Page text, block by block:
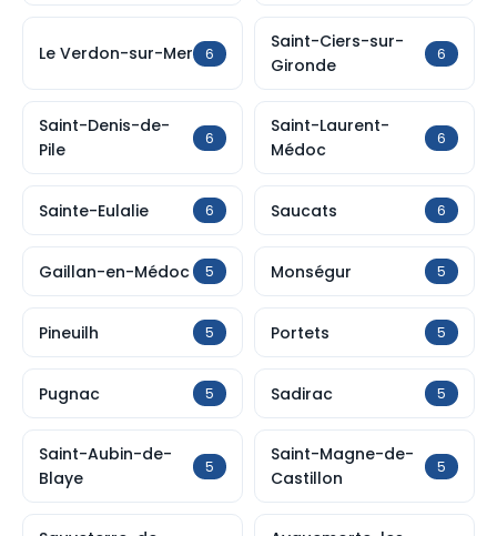
Le Verdon-sur-Mer 6
Saint-Ciers-sur-
Gironde
6
Saint-Denis-de-
Pile
6
Saint-Laurent-
Médoc
6
Sainte-Eulalie 6 Saucats 6
Gaillan-en-Médoc 5 Monségur 5
Pineuilh 5 Portets 5
Pugnac 5 Sadirac 5
Saint-Aubin-de-
Blaye
5
Saint-Magne-de-
Castillon
5